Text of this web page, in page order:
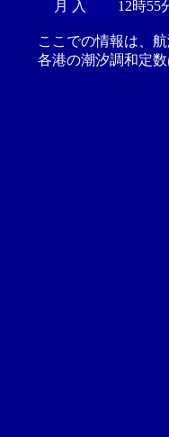
月 入
12時55
ここでの情報は、
各港の潮汐調和定